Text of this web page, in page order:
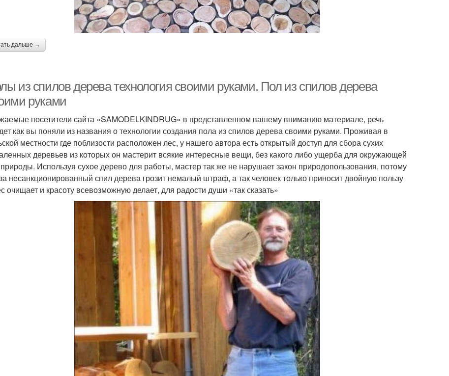
дальше →
из спилов дерева технология своими руками. Пол из спилов дерева
руками
посетители сайта «SAMODELKINDRUG» в представленном вашему вниманию материале, речь
как вы поняли из названия о технологии создания пола из спилов дерева своими руками. Проживая в
местности где поблизости расположен лес, у нашего автора есть открытый доступ для сбора сухих
деревьев из которых он мастерит всякие интересные вещи, без какого либо ущерба для окружающей
Используя сухое дерево для работы, мастер так же не нарушает закон природопользования, потому
несанкционированный спил дерева грозит немалый штраф, а так человек только приносит двойную пользу
очищает и красоту всевозможную делает, для радости души «так сказать»